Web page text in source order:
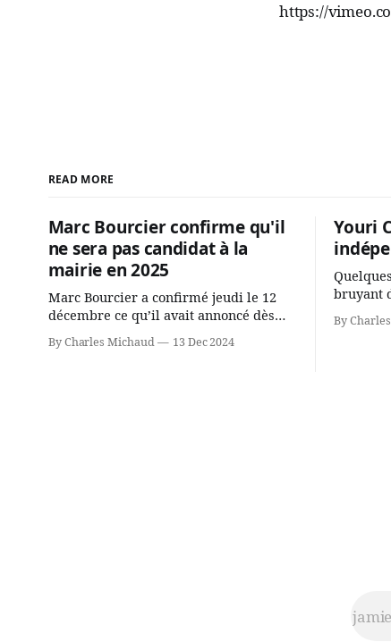
https://
READ MORE
Marc Bourcier confirme qu'il
ne sera pas candidat à la
mairie en 2025
Marc Bourcier a confirmé jeudi le 12
décembre ce qu’il avait annoncé dès
2021: il ne sollicitera pas de deuxième
mandat à titre de maire de Saint-
By Charles Michaud 13 Dec 2024
Youri
bruyant
Chassin.
By